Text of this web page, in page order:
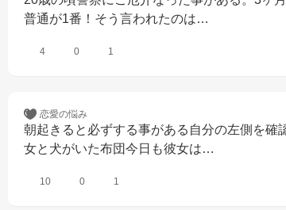
普通が1番！そう言われたのは…
4 0 1
恋愛の悩み
朝起きると必ずする事がある自分の左側を
女と犬がいた布団今日も彼女は…
10 0 1